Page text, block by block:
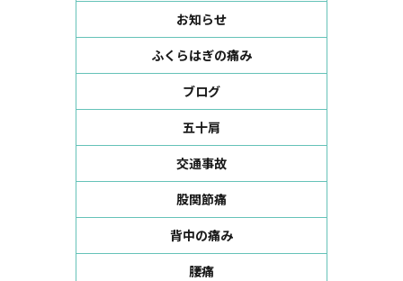
お知らせ
ふくらはぎの痛み
ブログ
五十肩
交通事故
股関節痛
背中の痛み
腰痛